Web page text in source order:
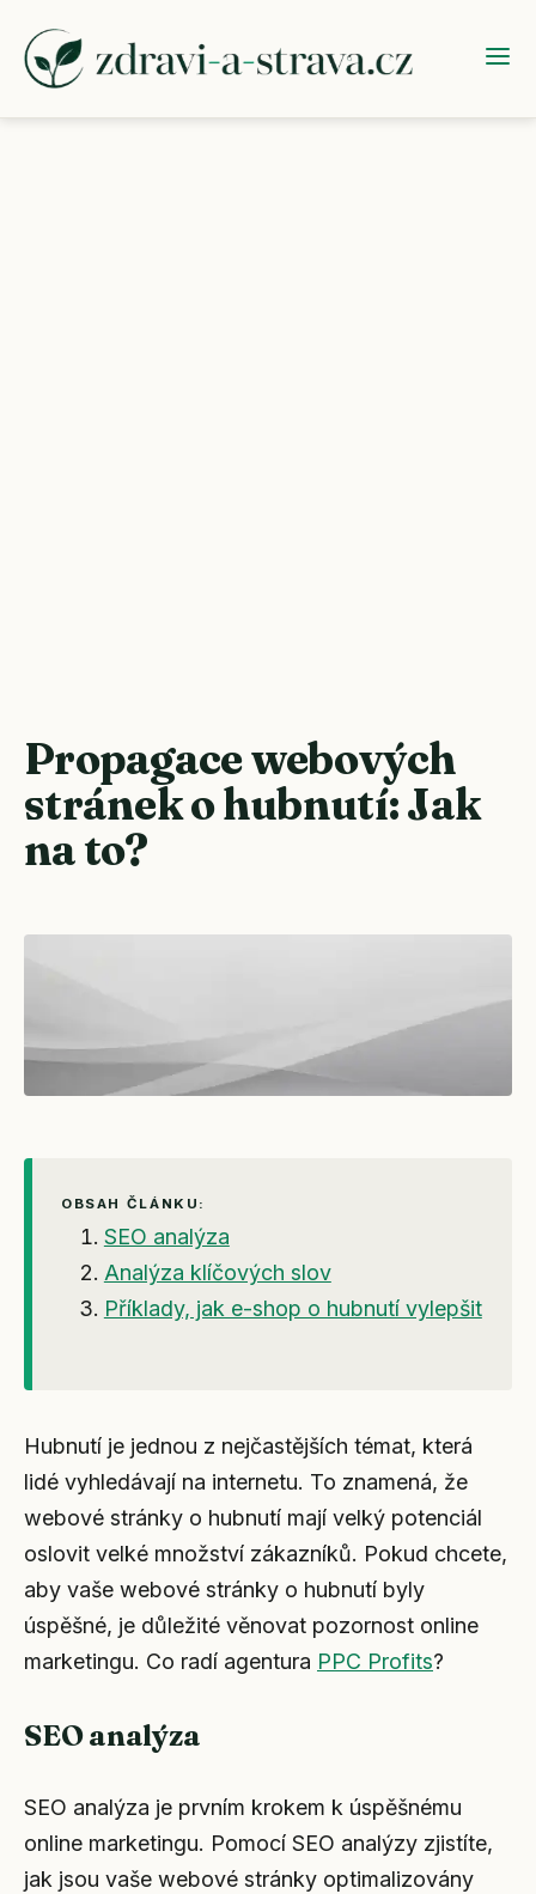
Propagace webových
stránek o hubnutí: Jak
na to?
OBSAH ČLÁNKU:
SEO analýza
Analýza klíčových slov
Příklady, jak e-shop o hubnutí vylepšit
Hubnutí je jednou z nejčastějších témat, která
lidé vyhledávají na internetu. To znamená, že
webové stránky o hubnutí mají velký potenciál
oslovit velké množství zákazníků. Pokud chcete,
aby vaše webové stránky o hubnutí byly
úspěšné, je důležité věnovat pozornost online
marketingu. Co radí agentura PPC Profits?
SEO analýza
SEO analýza je prvním krokem k úspěšnému
online marketingu. Pomocí SEO analýzy zjistíte,
jak jsou vaše webové stránky optimalizovány